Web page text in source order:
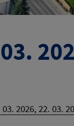
2026, 22. 03.